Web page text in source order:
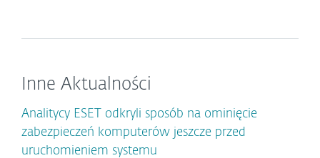
Inne Aktualności
Analitycy ESET odkryli sposób na ominięcie
zabezpieczeń komputerów jeszcze przed
uruchomieniem systemu